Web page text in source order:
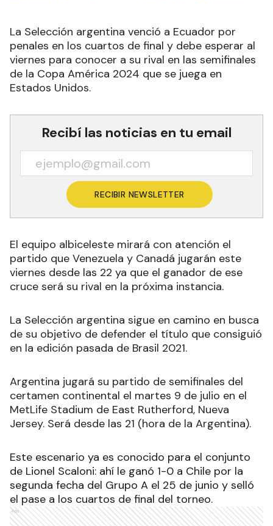
La Selección argentina venció a Ecuador por
penales en los cuartos de final y debe esperar al
viernes para conocer a su rival en las semifinales
de la Copa América 2024 que se juega en
Estados Unidos.
Recibí las noticias en tu email
RECIBIR NEWSLETTER
El equipo albiceleste mirará con atención el
partido que Venezuela y Canadá jugarán este
viernes desde las 22 ya que el ganador de ese
cruce será su rival en la próxima instancia.
La Selección argentina sigue en camino en busca
de su objetivo de defender el título que consiguió
en la edición pasada de Brasil 2021.
Argentina jugará su partido de semifinales del
certamen continental el martes 9 de julio en el
MetLife Stadium de East Rutherford, Nueva
Jersey. Será desde las 21 (hora de la Argentina).
Este escenario ya es conocido para el conjunto
de Lionel Scaloni: ahí le ganó 1-0 a Chile por la
segunda fecha del Grupo A el 25 de junio y selló
el pase a los cuartos de final del torneo.
Ads